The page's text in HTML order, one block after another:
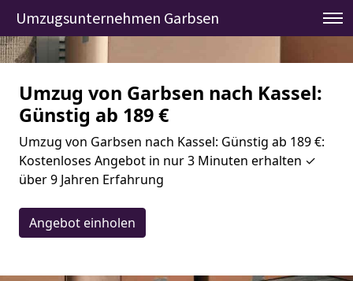
Umzugsunternehmen Garbsen
Umzug von Garbsen nach Kassel:
Günstig ab 189 €
Umzug von Garbsen nach Kassel: Günstig ab 189 €:
Kostenloses Angebot in nur 3 Minuten erhalten ✓
über 9 Jahren Erfahrung
Angebot einholen